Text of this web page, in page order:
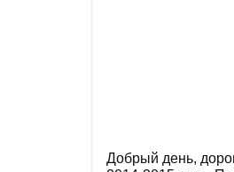
Добрый день,